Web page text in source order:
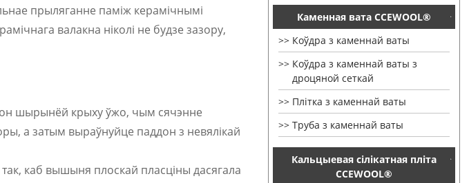
Каменная вата CCEWOOL®
Коўдра з каменнай ваты
Коўдра з каменнай ваты з
дроцяной сеткай
Плітка з каменнай ваты
Труба з каменнай ваты
Кальцыевая сілікатная пліта
CCEWOOL®
прыляганне паміж керамічнымі
валакна ніколі не будзе зазору,
шырынёй крыху ўжо, чым сячэнне
а затым выраўнуйце паддон з невялікай
каб вышыня плоскай пласціны дасягала